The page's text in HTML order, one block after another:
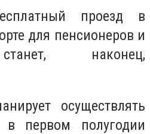
проезд в
для пенсионеров и
наконец,
осуществлять
первом полугодии